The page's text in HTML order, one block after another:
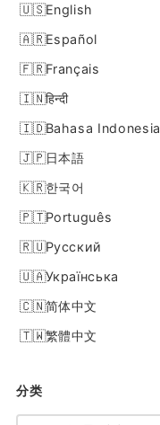
English
Español
Français
हिन्दी
Bahasa Indonesia
日本語
한국어
Português
Русский
Українська
简体中文
繁體中文
分类